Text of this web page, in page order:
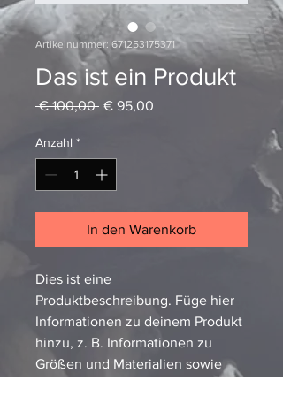
Artikelnummer: 671253175371
Das ist ein Produkt
€ 100,00 Standardpreis
€ 95,00
Anzahl *
In den Warenkorb
Dies ist eine
Produktbeschreibung. Füge hier
Informationen zu deinem Produkt
hinzu, z. B. Informationen zu
Größen und Materialien sowie